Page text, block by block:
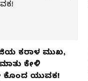
ಕರಾಳ ಮುಖ,
ಕೇಳಿ
ಕೊಂದ ಯುವಕ!